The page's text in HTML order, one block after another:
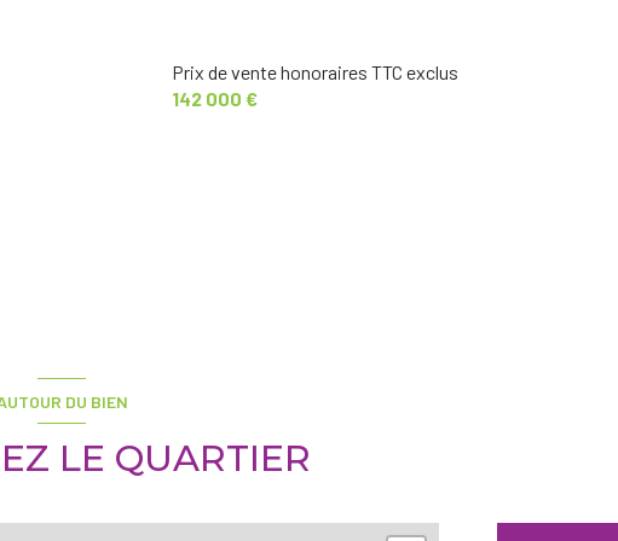
Prix de vente honoraires TTC exclus
142 000 €
DU BIEN
LE QUARTIER